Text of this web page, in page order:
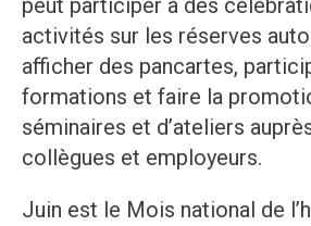
peut participer à des
activités sur les réserves
afficher des pancartes,
formations et faire la
séminaires et d’ateliers
collègues et employeurs.
Juin est le Mois national de